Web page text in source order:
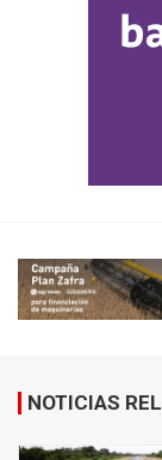
NOTICIAS